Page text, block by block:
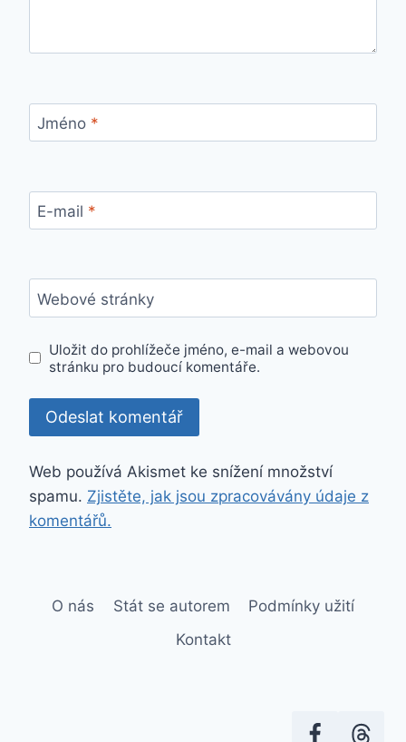
Jméno *
E-mail *
Webové stránky
Uložit do prohlížeče jméno, e-mail a webovou
stránku pro budoucí komentáře.
Web používá Akismet ke snížení množství
spamu. Zjistěte, jak jsou zpracovávány údaje z
komentářů.
O nás Stát se autorem
Podmínky užití
Kontakt